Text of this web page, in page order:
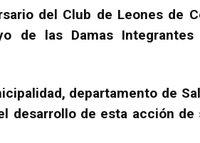
del Club de Leones de
de las Damas
departamento de
desarrollo de esta acción de